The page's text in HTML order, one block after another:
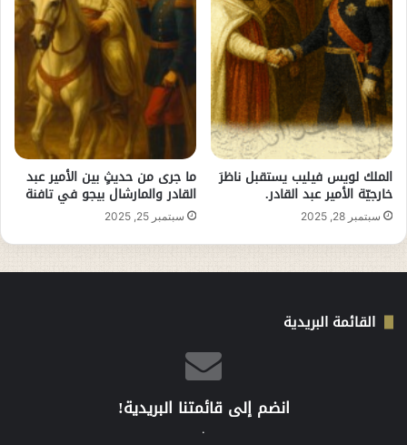
الملك لويس فيليب يستقبل ناظرَ
خارجيّة الأمير عبد القادر.
سبتمبر 28, 2025
ما جرى من حديثٍ بين الأمير عبد
القادر والمارشال بيجو في تافنة
سبتمبر 25, 2025
القائمة البريدية
انضم إلى قائمتنا البريدية!
.